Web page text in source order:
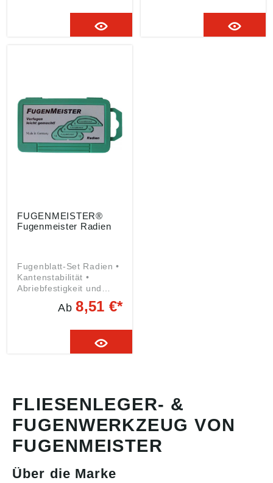
Ausfugen Lieferung: In
Kunststoffbox. Inhalt:
Mit Winkelschablonen:
Ausfugen Lieferung: In
Kunststoffbox. Inhalt: 4
FUGENMEISTER®
Fugenmeister Radien
Fugenblatt-Set Radien •
Kantenstabilität •
Abriebfestigkeit und
hohe Flexibilität • Für
dauerelastische
Kunststoffbox. Inhalt: 4
Ab8,51 €*
FLIESENLEGER- &
FUGENWERKZEUG VON
FUGENMEISTER
Über die Marke